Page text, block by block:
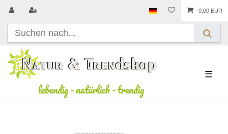
0,00 EUR
lebendig-natürlich-trendig
☰